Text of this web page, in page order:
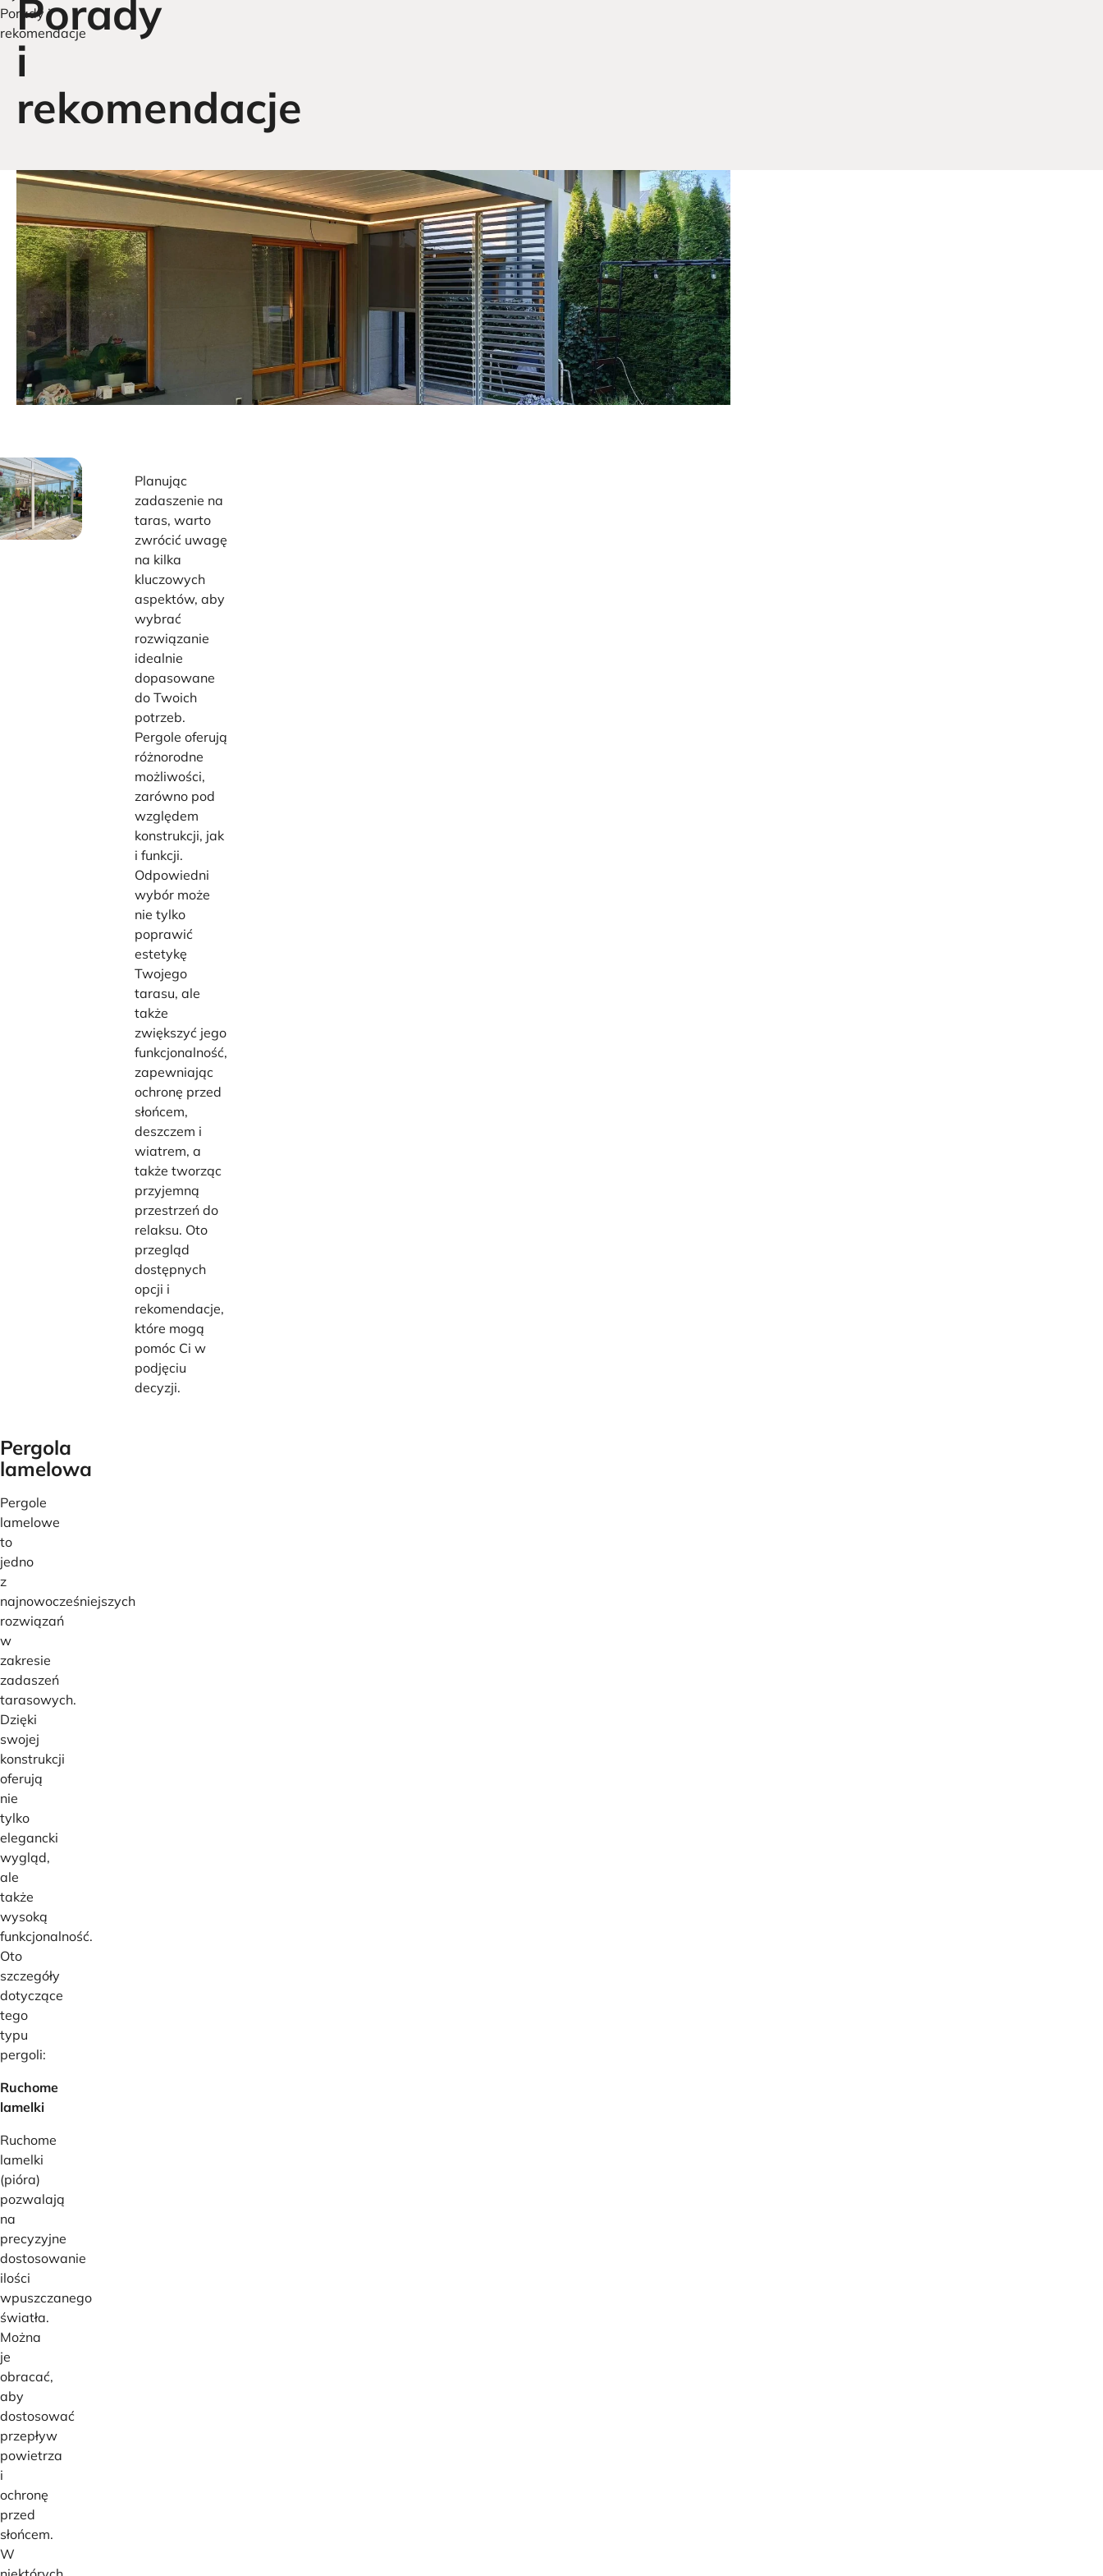
Porady i
rekomendacje
Porady
i
rekomendacje
Planując
zadaszenie na
taras, warto
zwrócić uwagę
na kilka
kluczowych
aspektów, aby
wybrać
rozwiązanie
idealnie
dopasowane
do Twoich
potrzeb.
Pergole oferują
różnorodne
możliwości,
zarówno pod
względem
konstrukcji, jak
i funkcji.
Odpowiedni
wybór może
nie tylko
poprawić
estetykę
Twojego
tarasu, ale
także
zwiększyć jego
funkcjonalność,
zapewniając
ochronę przed
słońcem,
deszczem i
wiatrem, a
także tworząc
przyjemną
przestrzeń do
relaksu. Oto
przegląd
dostępnych
opcji i
rekomendacje,
które mogą
pomóc Ci w
podjęciu
decyzji.
Pergola
lamelowa
Pergole
lamelowe
to
jedno
z
najnowocześniejszych
rozwiązań
w
zakresie
zadaszeń
tarasowych.
Dzięki
swojej
konstrukcji
oferują
nie
tylko
elegancki
wygląd,
ale
także
wysoką
funkcjonalność.
Oto
szczegóły
dotyczące
tego
typu
pergoli:
Ruchome
lamelki
Ruchome
lamelki
(pióra)
pozwalają
na
precyzyjne
dostosowanie
ilości
wpuszczanego
światła.
Można
je
obracać,
aby
dostosować
przepływ
powietrza
i
ochronę
przed
słońcem.
W